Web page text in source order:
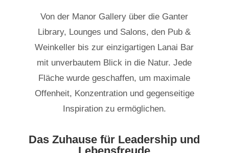
Von der Manor Gallery über die Ganter
Library, Lounges und Salons, den Pub &
Weinkeller bis zur einzigartigen Lanai Bar
mit unverbautem Blick in die Natur. Jede
Fläche wurde geschaffen, um maximale
Offenheit, Konzentration und gegenseitige
Inspiration zu ermöglichen.
Das Zuhause für Leadership und